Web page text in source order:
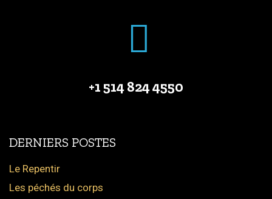
+1 514 824 4550
DERNIERS POSTES
Le Repentir
Les péchés du corps